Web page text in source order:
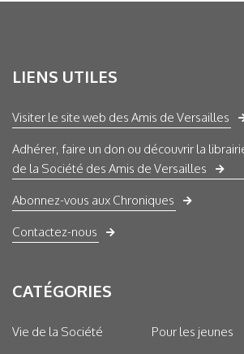
LIENS UTILES
Visiter le site web des Amis de Versailles
Adhérer, faire un don ou découvrir la
de la Société des Amis de Versailles
Abonnez-vous aux Chroniques
Contactez-nous
CATÉGORIES
Vie de la Société
Pour les jeunes